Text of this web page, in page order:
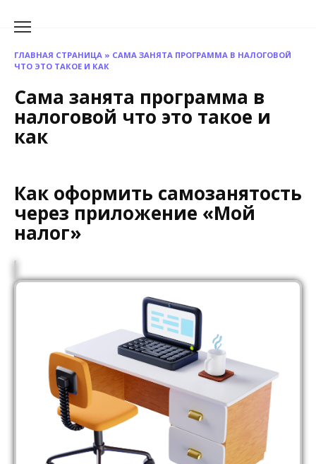
ГЛАВНАЯ СТРАНИЦА » САМА ЗАНЯТА ПРОГРАММА В НАЛОГОВОЙ
ЧТО ЭТО ТАКОЕ И КАК
Сама занята программа в
налоговой что это такое и
как
Как оформить самозанятость
через приложение «Мой
налог»